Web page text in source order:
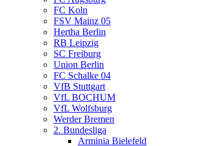
FC Koln
FSV Mainz 05
Hertha Berlin
RB Leipzig
SC Freiburg
Union Berlin
FC Schalke 04
VfB Stuttgart
VfL BOCHUM
VfL Wolfsburg
Werder Bremen
2. Bundesliga
Arminia Bielefeld